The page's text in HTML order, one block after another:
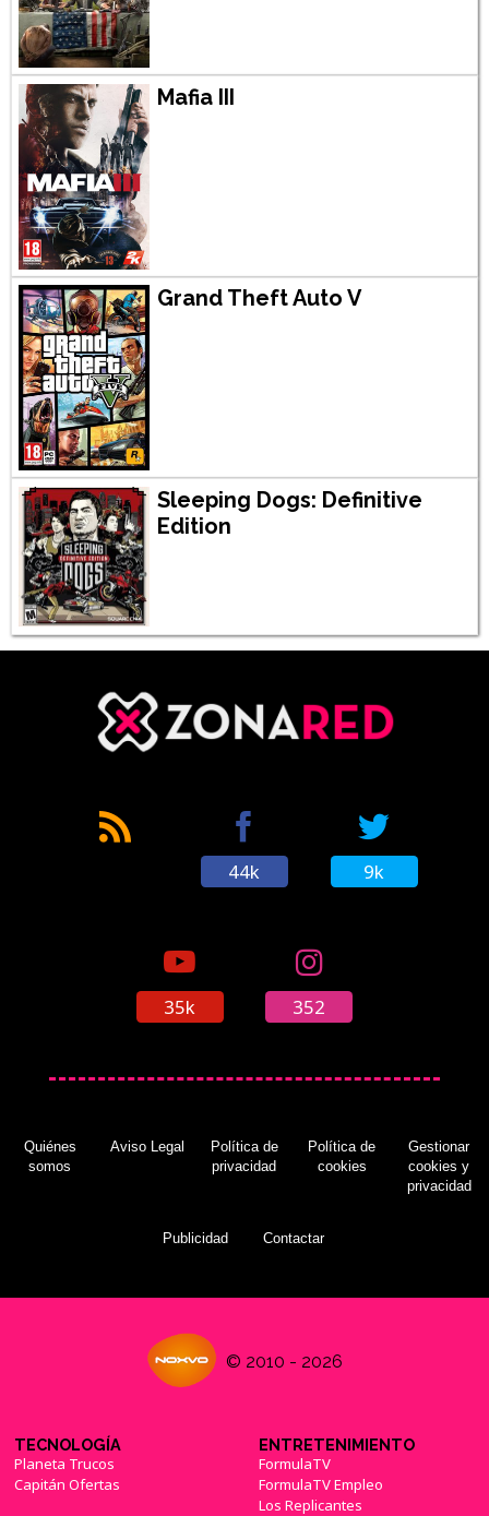
Mafia III
Grand Theft Auto V
Sleeping Dogs: Definitive
Edition
44k 9k
35k 352
Quiénes
somos
Aviso Legal
Política de
privacidad
Política de
cookies
Gestionar
cookies y
privacidad
Publicidad Contactar
© 2010 - 2026
TECNOLOGÍA
Planeta Trucos
Capitán Ofertas
ENTRETENIMIENTO
FormulaTV
FormulaTV Empleo
Los Replicantes